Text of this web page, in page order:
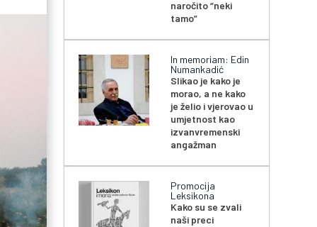
naročito “neki
tamo”
In memoriam: Edin
Numankadić
Slikao je kako je
morao, a ne kako
je želio i vjerovao u
umjetnost kao
izvanvremenski
angažman
Promocija
Leksikona
Kako su se zvali
naši preci